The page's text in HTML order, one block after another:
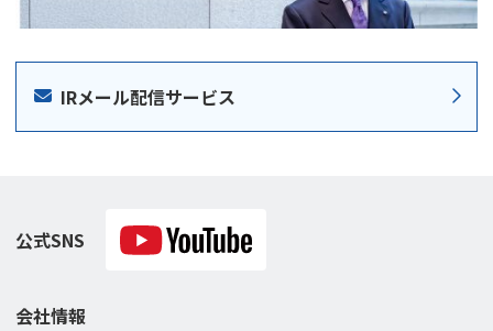
IRメール配信サービス
公式SNS
会社情報